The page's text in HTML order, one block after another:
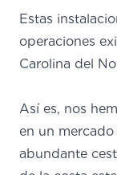
Estas
operaciones
Carolina del
Así es, nos
en un
abundante